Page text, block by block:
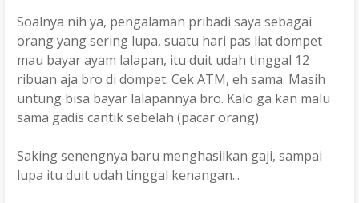
Soalnya nih ya, pengalaman pribadi saya sebagai
orang yang sering lupa, suatu hari pas liat dompet
mau bayar ayam lalapan, itu duit udah tinggal 12
ribuan aja bro di dompet. Cek ATM, eh sama. Masih
untung bisa bayar lalapannya bro. Kalo ga kan malu
sama gadis cantik sebelah (pacar orang)
Saking senengnya baru menghasilkan gaji, sampai
lupa itu duit udah tinggal kenangan...